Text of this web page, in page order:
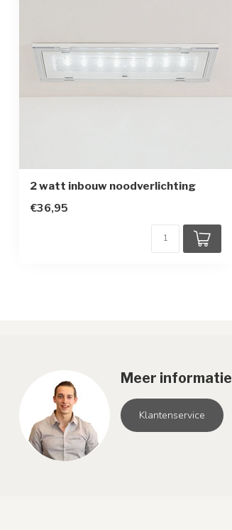
Toebehoren
Continu bedrijf
2 watt inbouw noodverlichting
€36,95
Meer informatie
Klantenservice